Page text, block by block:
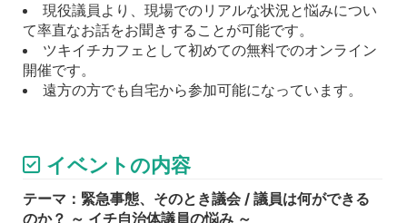
現役議員より、現場でのリアルな状況と悩みについ
て率直なお話をお聞きすることが可能です。
ツキイチカフェとして初めての無料でのオンライン
開催です。
遠方の方でも自宅から参加可能になっています。
イベントの内容
テーマ：緊急事態、そのとき議会 / 議員は何ができる
のか？ ～ イチ自治体議員の悩み ～